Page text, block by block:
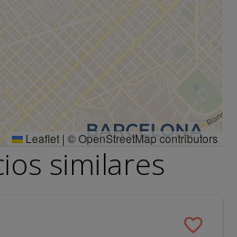
Leaflet | ©OpenStreetMapcontributors
similares